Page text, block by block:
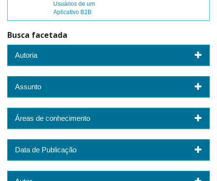
Usuários de um
Aplicativo B2B
Busca facetada
Autoria
Assunto
Áreas de conhecimento
Data de Publicação